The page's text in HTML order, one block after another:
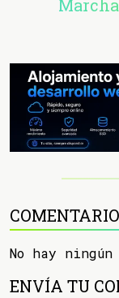
No hay
ENVÍA TU